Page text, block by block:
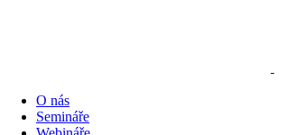
O nás
Semináře